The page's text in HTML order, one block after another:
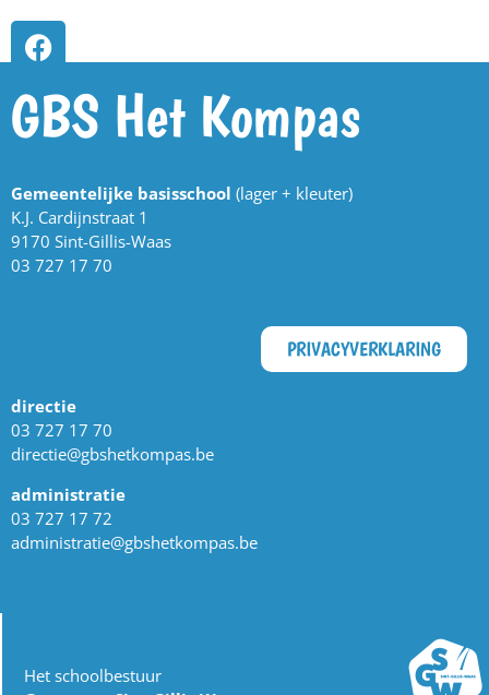
GBS Het Kompas
Gemeentelijke basisschool (lager + kleuter)
K.J. Cardijnstraat 1
9170 Sint-Gillis-Waas
03 727 17 70
PRIVACYVERKLARING
directie
03 727 17 70
directie@gbshetkompas.be
administratie
03 727 17 72
administratie@gbshetkompas.be
Het schoolbestuur